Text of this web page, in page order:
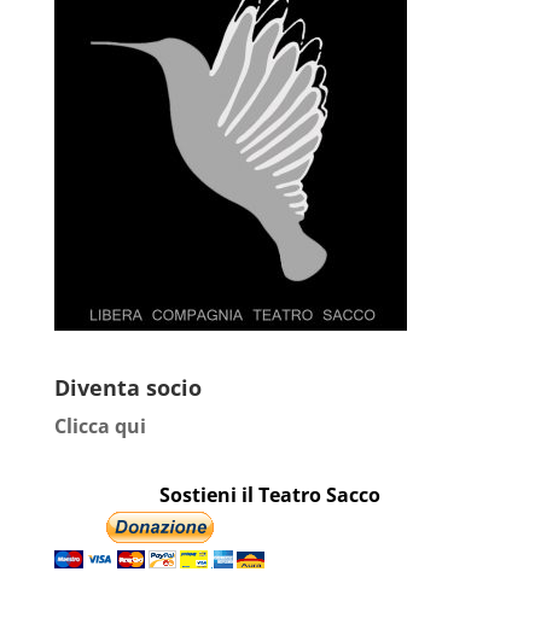
Diventa socio
Clicca qui
Sostieni il Teatro Sacco